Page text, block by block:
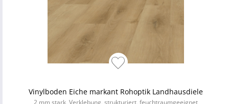
Vinylboden Eiche markant Rohoptik Landhausdiele
2 mm stark, Verklebung, strukturiert, feuchtraumgeeignet